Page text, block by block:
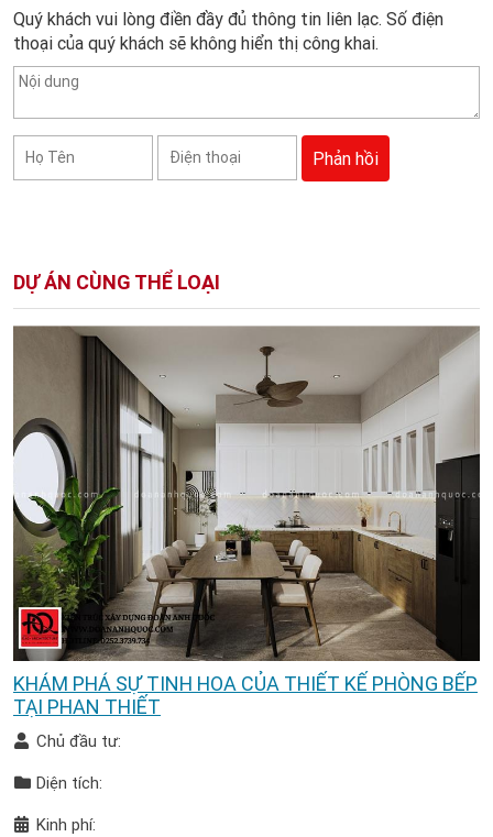
Quý khách vui lòng điền đầy đủ thông tin liên lạc. Số điện
thoại của quý khách sẽ không hiển thị công khai.
DỰ ÁN CÙNG THỂ LOẠI
KHÁM PHÁ SỰ TINH HOA CỦA THIẾT KẾ PHÒNG BẾP
TẠI PHAN THIẾT
Chủ đầu tư:
Diện tích:
Kinh phí: